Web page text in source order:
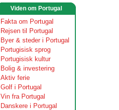
Viden om Portugal
Fakta om Portugal
Rejsen til Portugal
Byer & steder i Portugal
Portugisisk sprog
Portugisisk kultur
Bolig & investering
Aktiv ferie
Golf i Portugal
Vin fra Portugal
Danskere i Portugal